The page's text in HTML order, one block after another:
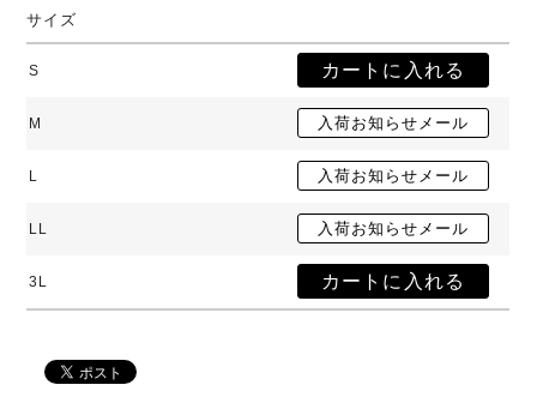
サイズ
S
M
L
LL
3L